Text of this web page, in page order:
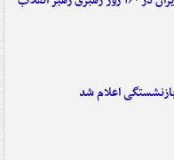
اعلام شد